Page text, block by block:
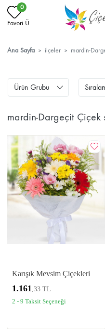
0
Favori Ü...
Ana Sayfa ilçeler mardin-
Ürün Grubu
mardin-Dargeçit Çiçek
Karışık Mevsim Çiçekleri
1.161 ,33 TL
2 - 9 Taksit Seçeneği